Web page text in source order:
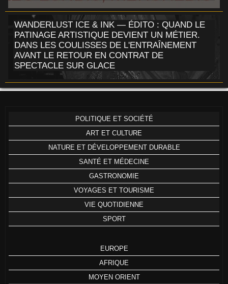
WANDERLUST ICE & INK — ÉDITO : QUAND LE
PATINAGE ARTISTIQUE DEVIENT UN MÉTIER.
DANS LES COULISSES DE L'ENTRAÎNEMENT
AVANT LE RETOUR EN CONTRAT DE
SPECTACLE SUR GLACE
POLITIQUE ET SOCIÉTÉ
ART ET CULTURE
NATURE ET DÉVELOPPEMENT DURABLE
SANTÉ ET MÉDECINE
GASTRONOMIE
VOYAGES ET TOURISME
VIE QUOTIDIENNE
SPORT
EUROPE
AFRIQUE
MOYEN ORIENT